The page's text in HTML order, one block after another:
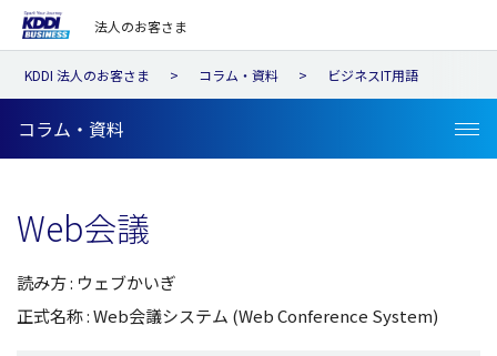
法人のお客さま
KDDI 法人のお客さま コラム・資料 ビジネスIT用語
コラム・資料
Web会議
読み方 : ウェブかいぎ
正式名称 : Web会議システム (Web Conference System)